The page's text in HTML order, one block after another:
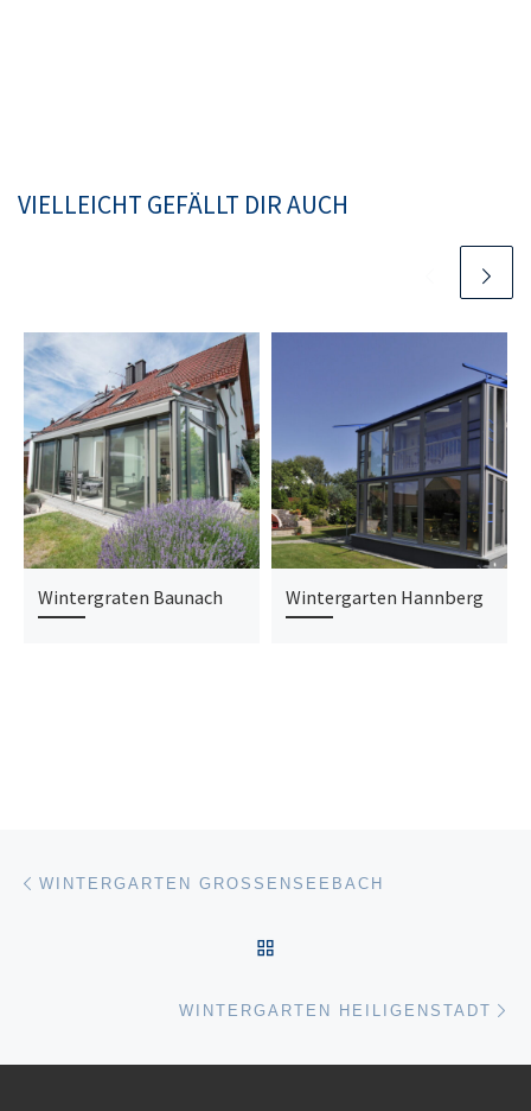
VIELLEICHT GEFÄLLT DIR AUCH
Wintergraten Baunach Wintergarten Hannberg
Beitragsnavigation
WINTERGARTEN GROSSENSEEBACH
WINTERGARTEN HEILIGENSTADT